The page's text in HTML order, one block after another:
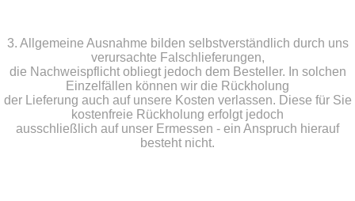
3. Allgemeine Ausnahme bilden selbstverständlich durch uns
verursachte Falschlieferungen,
die Nachweispflicht obliegt jedoch dem Besteller. In solchen
Einzelfällen können wir die Rückholung
der Lieferung auch auf unsere Kosten verlassen. Diese für Sie
kostenfreie Rückholung erfolgt jedoch
ausschließlich auf unser Ermessen - ein Anspruch hierauf
besteht nicht.